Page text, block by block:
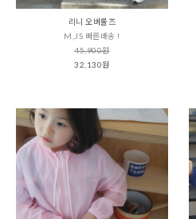
리니 오버롤즈
M,JS 빠른배송 !
45,900원
32,130원